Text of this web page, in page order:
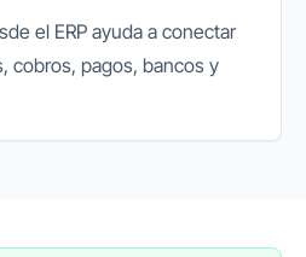
el ERP ayuda a conectar
cobros, pagos, bancos y